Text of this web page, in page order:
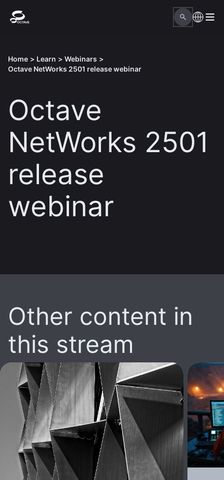
Home > Learn > Webinars >
Octave NetWorks 2501 release webinar
Octave
NetWorks 2501
release
webinar
Other content in
this stream